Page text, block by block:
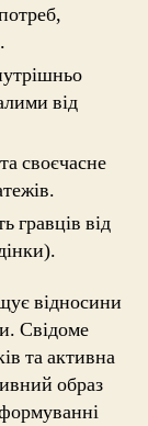
від
своєчасне
гравців від
відносини
Свідоме
та активна
образ